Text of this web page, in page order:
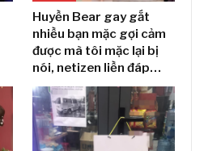
Huyền Bear gay gắt
nhiều bạn mặc gợi cảm
được mà tôi mặc lại bị
nói, netizen liền đáp…